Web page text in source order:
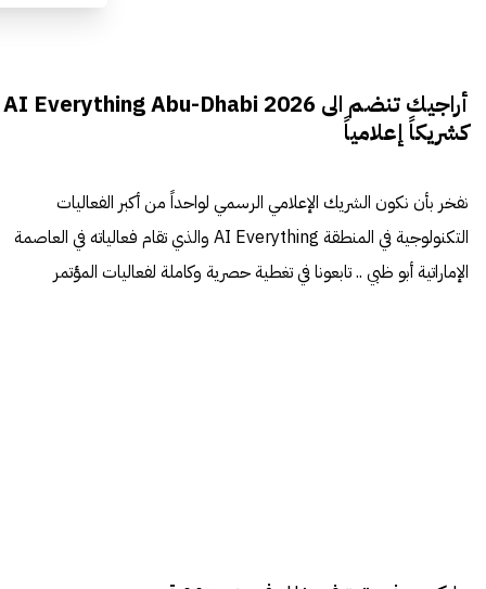
أراجيك تنضم الى AI Everything Abu-Dhabi 2026
كشريكاً إعلامياً
نفخر بأن نكون الشريك الإعلامي الرسمي لواحداً من أكبر الفعاليات
التكنولوجية في المنطقة AI Everything والذي تقام فعالياته في العاصمة
الإماراتية أبو ظبي .. تابعونا في تغطية حصرية وكاملة لفعاليات المؤتمر